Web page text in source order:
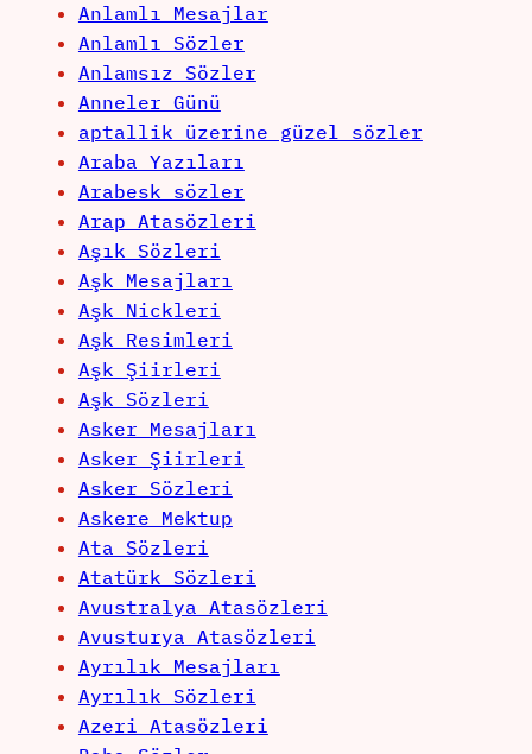
Anlamlı Mesajlar
Anlamlı Sözler
Anlamsız Sözler
Anneler Günü
aptallik üzerine güzel sözler
Araba Yazıları
Arabesk sözler
Arap Atasözleri
Aşık Sözleri
Aşk Mesajları
Aşk Nickleri
Aşk Resimleri
Aşk Şiirleri
Aşk Sözleri
Asker Mesajları
Asker Şiirleri
Asker Sözleri
Askere Mektup
Ata Sözleri
Atatürk Sözleri
Avustralya Atasözleri
Avusturya Atasözleri
Ayrılık Mesajları
Ayrılık Sözleri
Azeri Atasözleri